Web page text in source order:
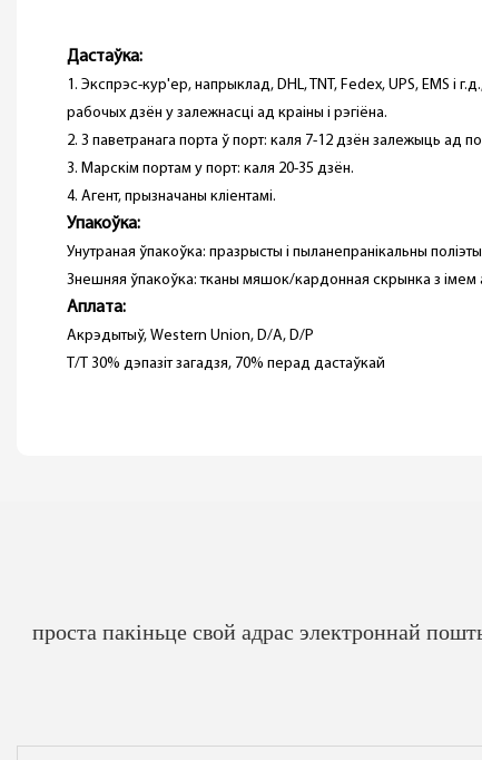
Дастаўка:
1. Экспрэс-кур'ер, напрыклад, DHL, TNT, Fedex, UPS, EMS і
рабочых дзён у залежнасці ад краіны і рэгіёна.
2. З паветранага порта ў порт: каля 7-12 дзён залежыць ад
3. Марскім портам у порт: каля 20-35 дзён.
4. Агент, прызначаны кліентамі.
Упакоўка:
Унутраная ўпакоўка: празрысты і пыланепранікальны
Знешняя ўпакоўка: тканы мяшок/кардонная скрынка з імем
Аплата:
Акрэдытыў, Western Union, D/A, D/P
T/T 30% дэпазіт загадзя, 70% перад дастаўкай
проста пакіньце свой адрас электроннай